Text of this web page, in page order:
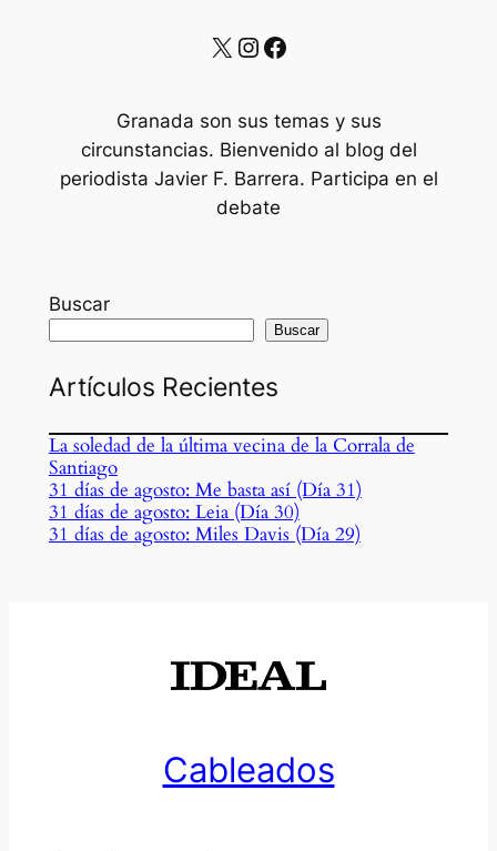
X Instagram Facebook
Granada son sus temas y sus
circunstancias. Bienvenido al blog del
periodista Javier F. Barrera. Participa en el
debate
Buscar
Buscar
Artículos Recientes
La soledad de la última vecina de la Corrala de
Santiago
31 días de agosto: Me basta así (Día 31)
31 días de agosto: Leia (Día 30)
31 días de agosto: Miles Davis (Día 29)
Cableados